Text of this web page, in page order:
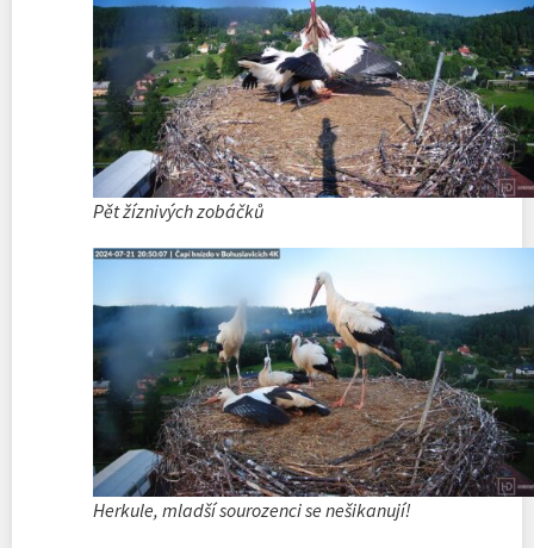
Pět žíznivých zobáčků
Herkule, mladší sourozenci se nešikanují!